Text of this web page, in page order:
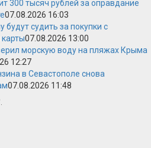
300 тысяч рублей за оправдание
07.08.2026 16:03
судить за покупки с
07.08.2026 13:00
морскую воду на пляжах Крыма
12:27
в Севастополе снова
07.08.2026 11:48